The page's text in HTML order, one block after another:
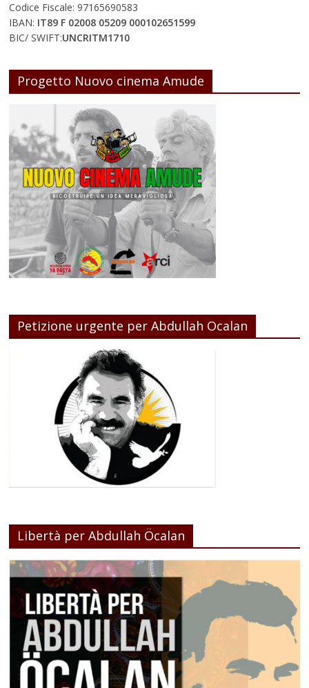
Codice Fiscale: 97165690583
IBAN: IT89 F 02008 05209 000102651599
BIC/ SWIFT:UNCRITM1710
Progetto Nuovo cinema Amude
Petizione urgente per Abdullah Ocalan
Libertà per Abdullah Öcalan